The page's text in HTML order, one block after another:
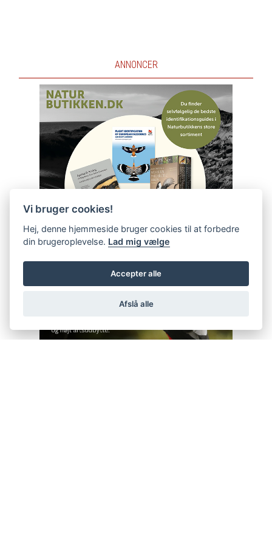
ANNONCER
Vi bruger cookies!
Hej, denne hjemmeside bruger cookies til at forbedre
din brugeroplevelse. Lad mig vælge
Accepter alle
Afslå alle